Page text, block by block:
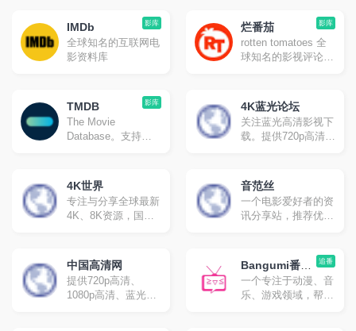
影库
IMDb
全球知名的互联网电
影资料库
影库
烂番茄
rotten tomatoes 全
球知名的影视评论网
茄新鲜度」，新鲜度
越高代表影片的评分
和影评越高，质量也
就越高。
影库
TMDB
The Movie
Database。支持中
料库
4K蓝光论坛
关注蓝光高清影视下
载。提供720p高清、
清、高清mv最新热
门bt种子磁力链迅雷
下载网站。
4K世界
专注与分享全球最新
4K、8K资源，国内
UHD蓝光原盘、4K
视频、8K视频、4K
壁纸、VR4k、4K电
影下载，4kSJ也是
音范丝
一个电影爱好者的资
讯分享站，推荐优秀
中国高清网
提供720p高清、
1080p高清、蓝光原
追番
Bangumi番组
计划
一个专注于动漫、音
乐、游戏领域，帮助